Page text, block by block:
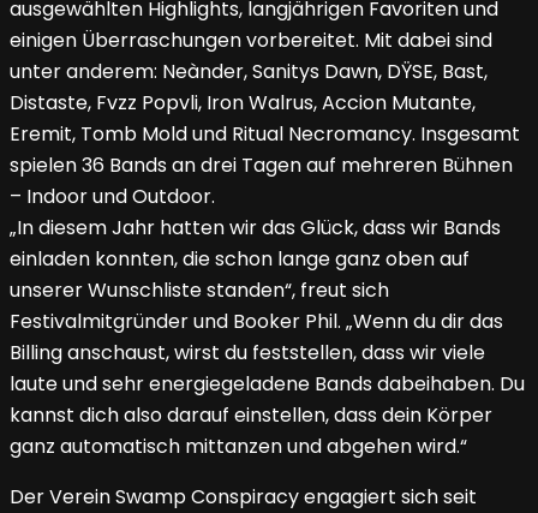
ausgewählten Highlights, langjährigen Favoriten und
einigen Überraschungen vorbereitet. Mit dabei sind
unter anderem: Neànder, Sanitys Dawn, DŸSE, Bast,
Distaste, Fvzz Popvli, Iron Walrus, Accion Mutante,
Eremit, Tomb Mold und Ritual Necromancy. Insgesamt
spielen 36 Bands an drei Tagen auf mehreren Bühnen
– Indoor und Outdoor.
„In diesem Jahr hatten wir das Glück, dass wir Bands
einladen konnten, die schon lange ganz oben auf
unserer Wunschliste standen“, freut sich
Festivalmitgründer und Booker Phil. „Wenn du dir das
Billing anschaust, wirst du feststellen, dass wir viele
laute und sehr energiegeladene Bands dabeihaben. Du
kannst dich also darauf einstellen, dass dein Körper
ganz automatisch mittanzen und abgehen wird.“
Der Verein Swamp Conspiracy engagiert sich seit